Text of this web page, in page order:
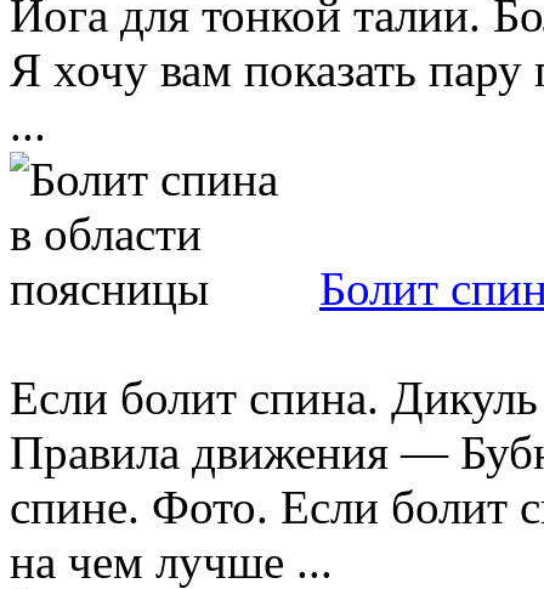
Йога для тонкой талии.
Я хочу вам показать
...
Болит
Если болит спина.
Правила движения —
спине. Фото. Если болит
на чем лучше ...